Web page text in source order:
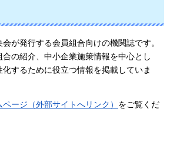
が発行する会員組合向けの機関誌です。
の紹介、中小企業施策情報を中心とし
するために役立つ情報を掲載していま
ページ（外部サイトへリンク） をご覧くだ